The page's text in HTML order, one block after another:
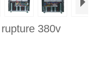
380v